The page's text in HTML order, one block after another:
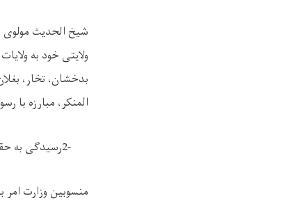
شیخ الحدیث مولوی
ولایتی خود به
بدخشان، تخار،
المنکر، مبارزه با
2-رسیدگی به
منسوبین وزارت